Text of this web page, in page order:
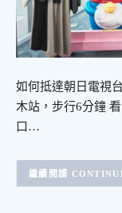
如何抵達朝日電視
木站，步行6分鐘
口…